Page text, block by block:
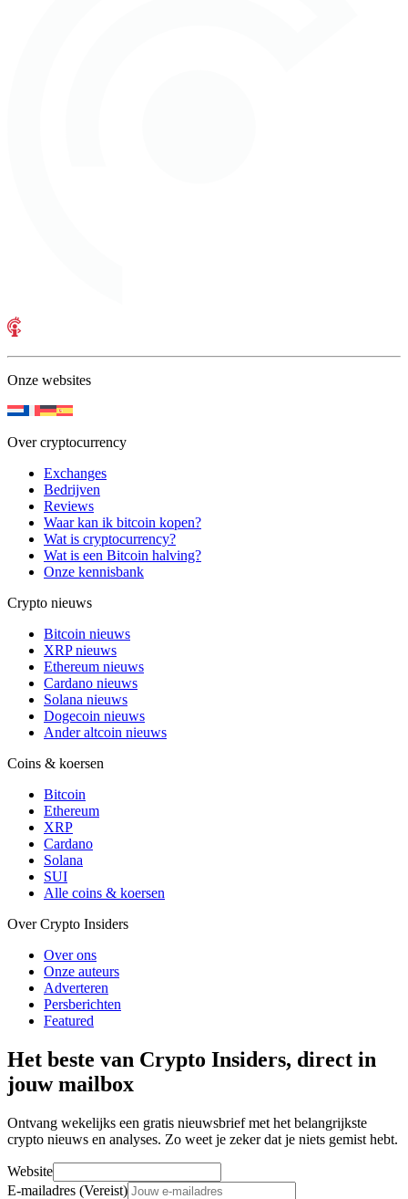
Onze websites
Over cryptocurrency
Exchanges
Bedrijven
Reviews
Waar kan ik bitcoin kopen?
Wat is cryptocurrency?
Wat is een Bitcoin halving?
Onze kennisbank
Crypto nieuws
Bitcoin nieuws
XRP nieuws
Ethereum nieuws
Cardano nieuws
Solana nieuws
Dogecoin nieuws
Ander altcoin nieuws
Coins & koersen
Bitcoin
Ethereum
XRP
Cardano
Solana
SUI
Alle coins & koersen
Over Crypto Insiders
Over ons
Onze auteurs
Adverteren
Persberichten
Featured
Het beste van Crypto Insiders, direct in
jouw mailbox
Ontvang wekelijks een gratis nieuwsbrief met het belangrijkste
crypto nieuws en analyses. Zo weet je zeker dat je niets gemist hebt.
Website
E-mailadres (Vereist)